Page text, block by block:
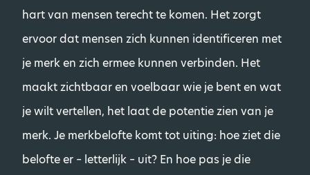
hart van mensen terecht te komen. Het zorgt
ervoor dat mensen zich kunnen identificeren met
je merk en zich ermee kunnen verbinden. Het
maakt zichtbaar en voelbaar wie je bent en wat
je wilt vertellen, het laat de potentie zien van je
merk. Je merkbelofte komt tot uiting: hoe ziet die
belofte er – letterlijk – uit? En hoe pas je die